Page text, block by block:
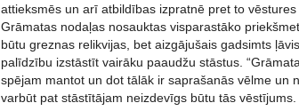
attieksmēs un arī atbildības izpratnē pret to
Grāmatas nodaļas nosauktas visparastāko
būtu greznas relikvijas, bet aizgājušais gadsimts
palīdzību izstāstīt vairāku paaudžu stāstus.
spējam mantot un dot tālāk ir saprašanās vēlme un
varbūt pat stāstītājam neizdevīgs būtu tās vēstījums.